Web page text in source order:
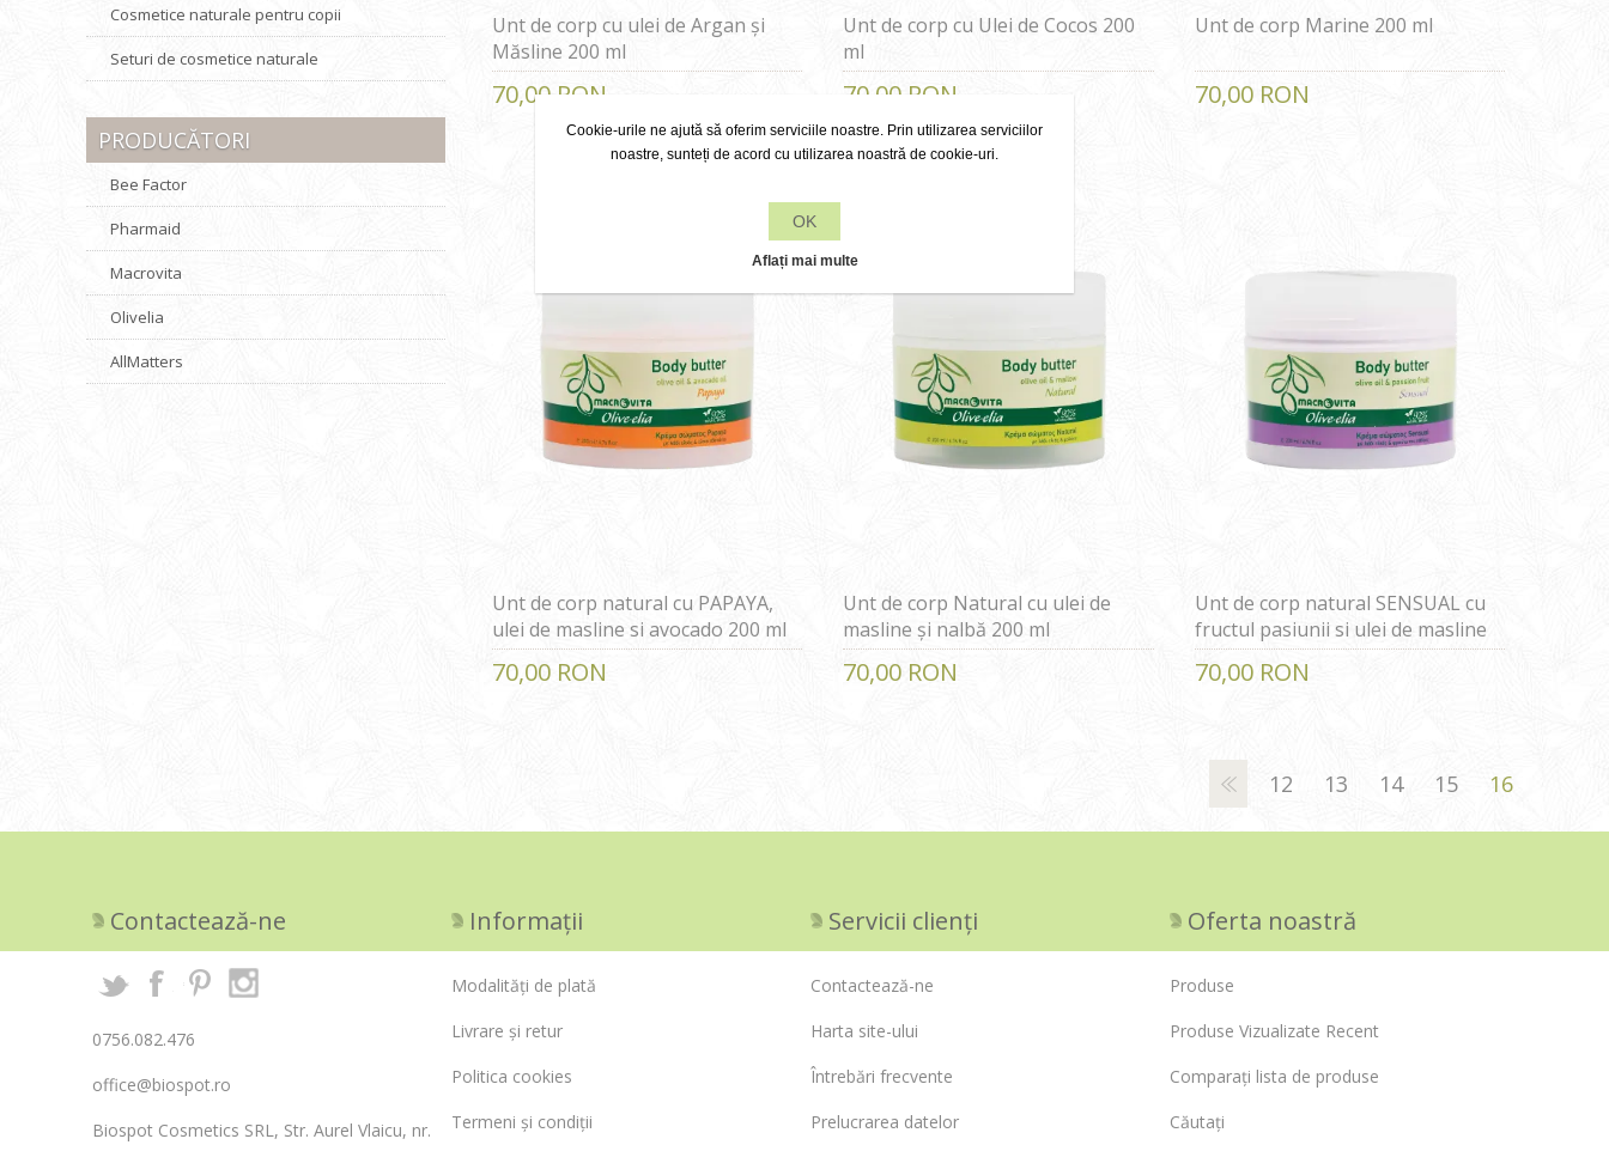
Unt de corp cu ulei de Argan și
Măsline 200 ml
70,00 RON
Unt de corp cu Ulei de Cocos 200
ml
70,00 RON
Unt de corp Marine 200 ml
70,00 RON
Unt de corp natural cu PAPAYA,
ulei de masline si avocado 200 ml
70,00 RON
Unt de corp Natural cu ulei de
masline și nalbă 200 ml
70,00 RON
Unt de corp natural SENSUAL cu
fructul pasiunii si ulei de masline
200 ml
70,00 RON
12 13 14 15 16
Cosmetice naturale pentru copii
Seturi de cosmetice naturale
PRODUCĂTORI
Bee Factor
Pharmaid
Macrovita
Olivelia
AllMatters
Contactează-ne
0756.082.476
office@biospot.ro
Biospot Cosmetics SRL, Str. Aurel Vlaicu, nr.
Informații
Modalități de plată
Livrare și retur
Politica cookies
Termeni și condiții
Servicii clienți
Contactează-ne
Harta site-ului
Întrebări frecvente
Prelucrarea datelor
Oferta noastră
Produse
Produse Vizualizate Recent
Comparați lista de produse
Căutați
Cookie-urile ne ajută să oferim serviciile noastre. Prin utilizarea serviciilor
noastre, sunteți de acord cu utilizarea noastră de cookie-uri.
OK
Aflați mai multe